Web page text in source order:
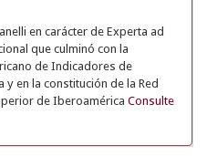
en carácter de Experta ad
que culminó con la
de Indicadores de
y en la constitución de la Red
de Iberoamérica Consulte